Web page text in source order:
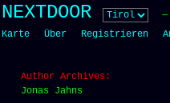
Skip
NEXTDOOR
Karte
Über Registrieren
Author Archives:
Jonas Jahns